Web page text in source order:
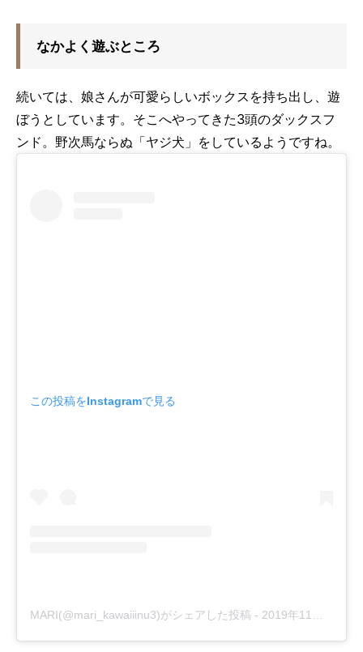
なかよく遊ぶところ
続いては、娘さんが可愛らしいボックスを持ち出し、遊
ぼうとしています。そこへやってきた3頭のダックスフ
ンド。野次馬ならぬ「ヤジ犬」をしているようですね。
この投稿をInstagramで見る
MARI(@mari_kawaiiinu3)がシェアした投稿 - 2019年11月月25日午後11時16分PST